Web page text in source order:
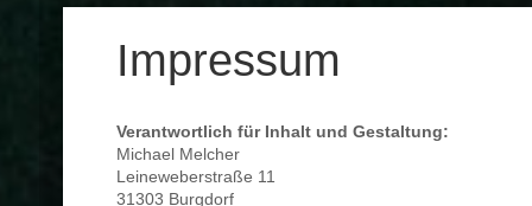
Impressum
Verantwortlich für Inhalt und Gestaltung:
Michael Melcher
Leineweberstraße 11
31303 Burgdorf